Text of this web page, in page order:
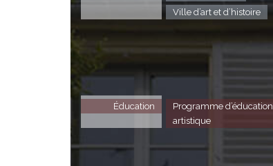
Ville d’art et d’histoire
Éducation
Programme d’éducation
artistique